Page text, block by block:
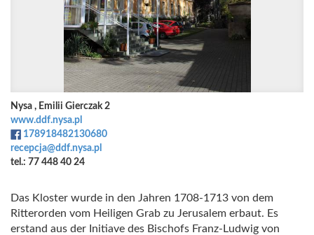
Nysa , Emilii Gierczak 2
www.ddf.nysa.pl
178918482130680
recepcja@ddf.nysa.pl
tel.: 77 448 40 24
Das Kloster wurde in den Jahren 1708-1713 von dem
Ritterorden vom Heiligen Grab zu Jerusalem erbaut. Es
erstand aus der Initiave des Bischofs Franz-Ludwig von